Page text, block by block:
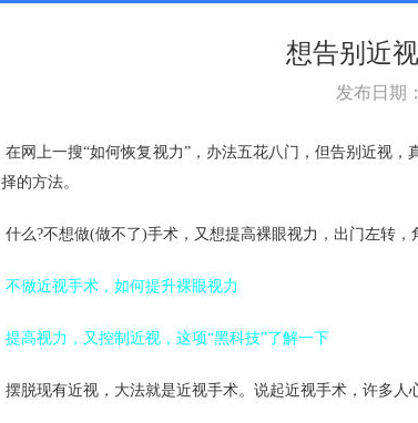
想告别近
发布日期
在网上一搜“如何恢复视力”，办法五花八门，但告别近视
择的方法。
什么?不想做(做不了)手术，又想提高裸眼视力，出门左转，
不做近视手术，如何提升裸眼视力
提高视力，又控制近视，这项“黑科技”了解一下
摆脱现有近视，大法就是近视手术。说起近视手术，许多